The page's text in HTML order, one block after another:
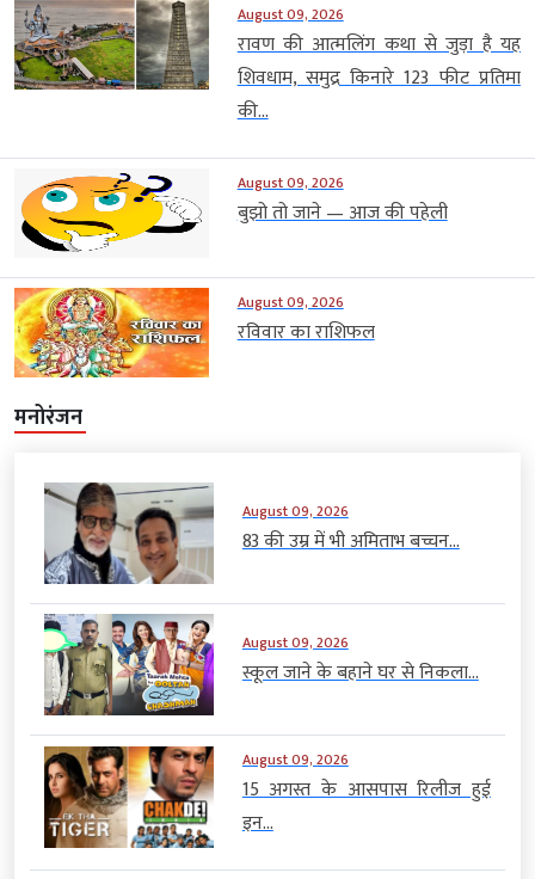
August 09, 2026
रावण की आत्मलिंग कथा से जुड़ा है यह
शिवधाम, समुद्र किनारे 123 फीट प्रतिमा
की...
August 09, 2026
बुझो तो जाने — आज की पहेली
August 09, 2026
रविवार का राशिफल
मनोरंजन
August 09, 2026
83 की उम्र में भी अमिताभ बच्चन...
August 09, 2026
स्कूल जाने के बहाने घर से निकला...
August 09, 2026
15 अगस्त के आसपास रिलीज हुई
इन...